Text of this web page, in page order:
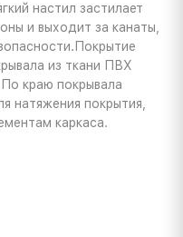
настил застилает
и выходит за канаты,
из ткани ПВХ
краю покрывала
натяжения покрытия,
каркаса.